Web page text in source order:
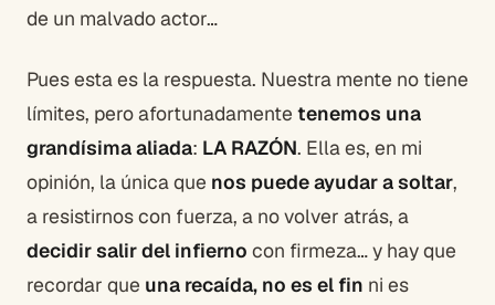
de un malvado actor…
Pues esta es la respuesta. Nuestra mente no tiene
límites, pero afortunadamente tenemos una
grandísima aliada: LA RAZÓN. Ella es, en mi
opinión, la única que nos puede ayudar a soltar,
a resistirnos con fuerza, a no volver atrás, a
decidir salir del infierno con firmeza… y hay que
recordar que una recaída, no es el fin ni es